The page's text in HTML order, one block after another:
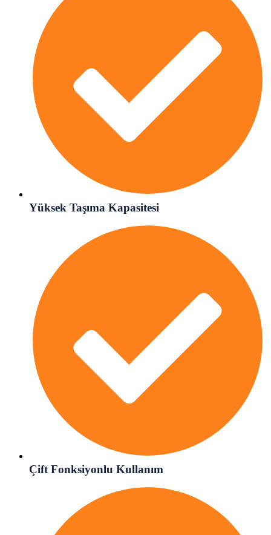
Yüksek Taşıma Kapasitesi
Çift Fonksiyonlu Kullanım